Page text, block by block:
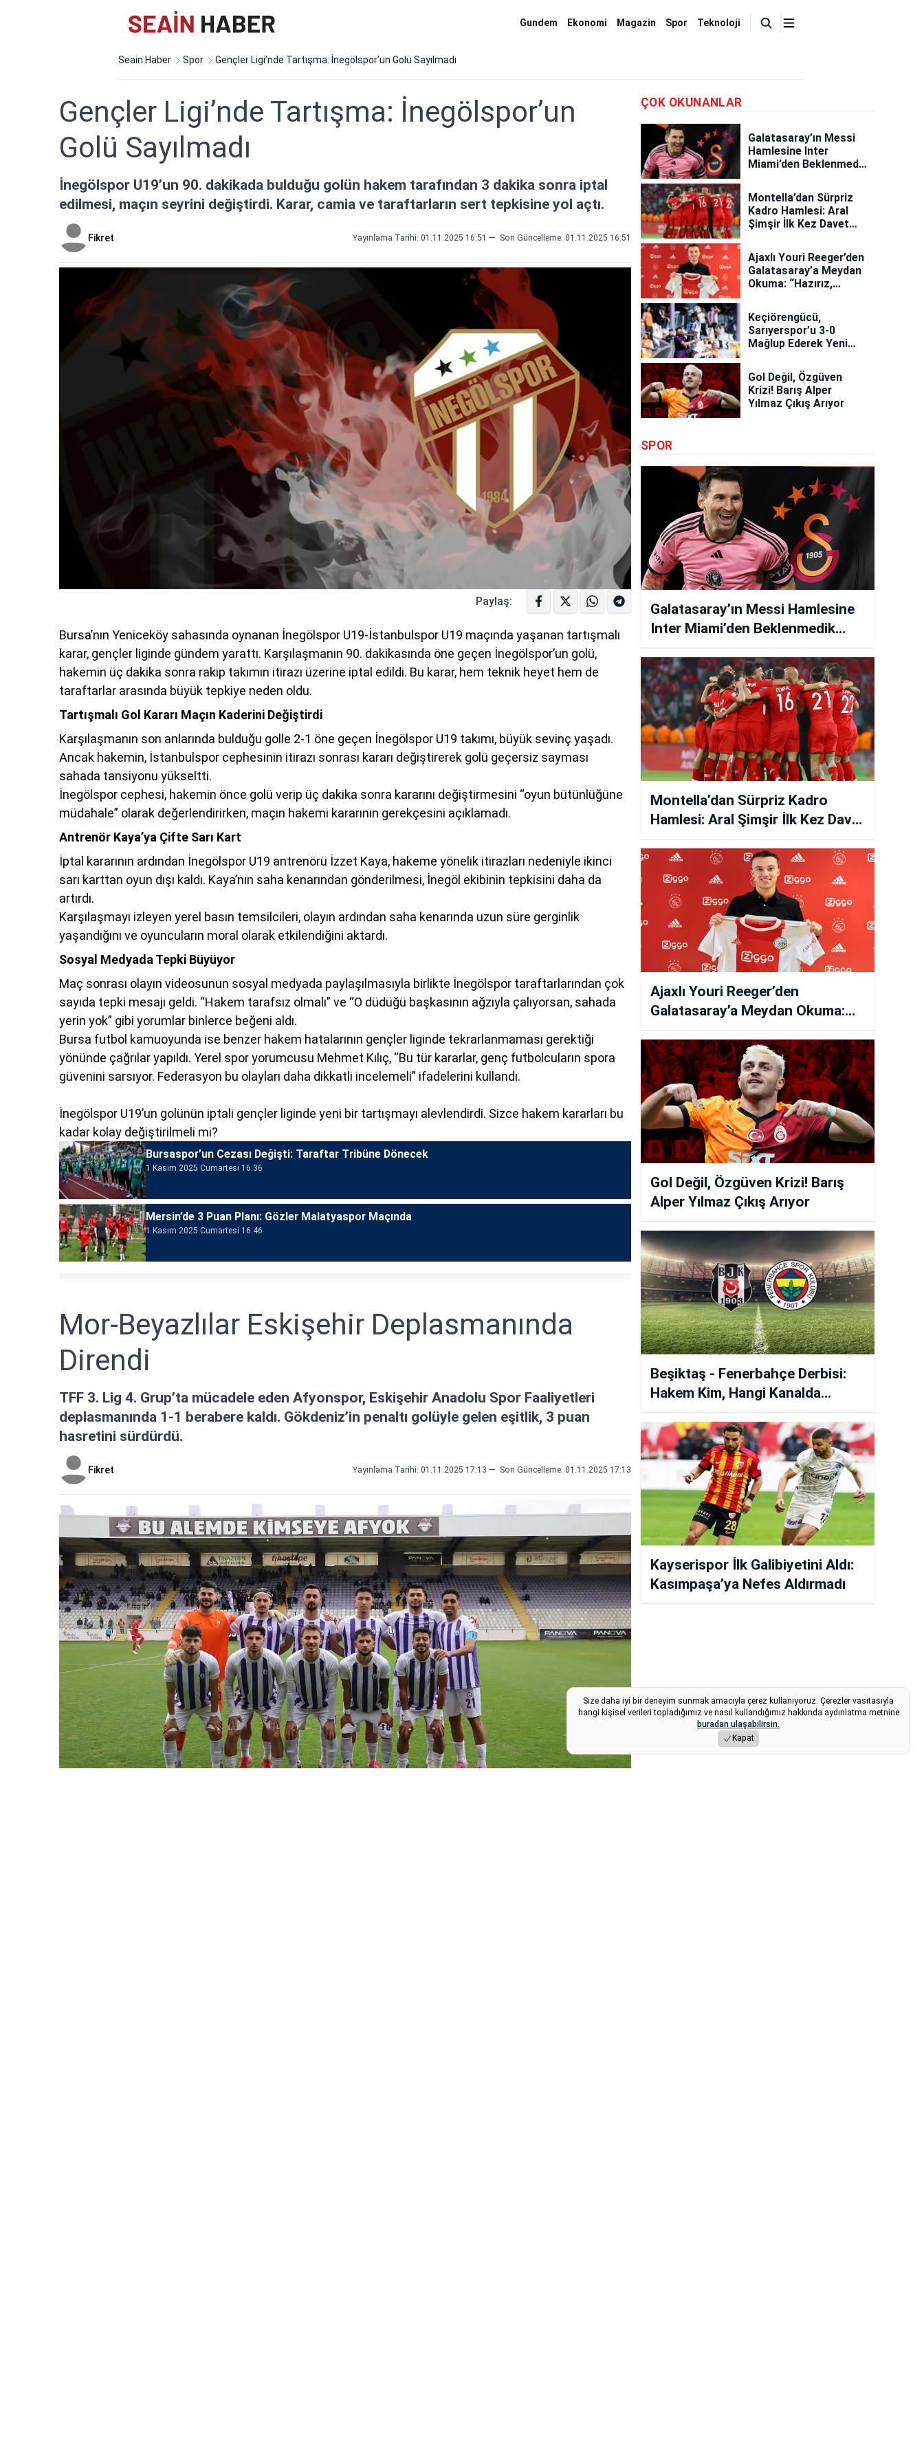
Gundem Ekonomi Magazin Spor Teknoloji
Seain Haber Spor Gençler Ligi’nde Tartışma: İnegölspor’un Golü Sayılmadı
Gençler Ligi’nde Tartışma: İnegölspor’un
Golü Sayılmadı
İnegölspor U19’un 90. dakikada bulduğu golün hakem tarafından 3 dakika sonra iptal
edilmesi, maçın seyrini değiştirdi. Karar, camia ve taraftarların sert tepkisine yol açtı.
Fikret Yayınlama Tarihi: 01.11.2025 16:51 — Son Güncelleme: 01.11.2025 16:51
Paylaş:
Bursa’nın Yeniceköy sahasında oynanan İnegölspor U19-İstanbulspor U19 maçında yaşanan tartışmalı
karar, gençler liginde gündem yarattı. Karşılaşmanın 90. dakikasında öne geçen İnegölspor’un golü,
hakemin üç dakika sonra rakip takımın itirazı üzerine iptal edildi. Bu karar, hem teknik heyet hem de
taraftarlar arasında büyük tepkiye neden oldu.
Tartışmalı Gol Kararı Maçın Kaderini Değiştirdi
Karşılaşmanın son anlarında bulduğu golle 2-1 öne geçen İnegölspor U19 takımı, büyük sevinç yaşadı.
Ancak hakemin, İstanbulspor cephesinin itirazı sonrası kararı değiştirerek golü geçersiz sayması
sahada tansiyonu yükseltti.
İnegölspor cephesi, hakemin önce golü verip üç dakika sonra kararını değiştirmesini “oyun bütünlüğüne
müdahale” olarak değerlendirirken, maçın hakemi kararının gerekçesini açıklamadı.
Antrenör Kaya’ya Çifte Sarı Kart
İptal kararının ardından İnegölspor U19 antrenörü İzzet Kaya, hakeme yönelik itirazları nedeniyle ikinci
sarı karttan oyun dışı kaldı. Kaya’nın saha kenarından gönderilmesi, İnegöl ekibinin tepkisini daha da
artırdı.
Karşılaşmayı izleyen yerel basın temsilcileri, olayın ardından saha kenarında uzun süre gerginlik
yaşandığını ve oyuncuların moral olarak etkilendiğini aktardı.
Sosyal Medyada Tepki Büyüyor
Maç sonrası olayın videosunun sosyal medyada paylaşılmasıyla birlikte İnegölspor taraftarlarından çok
sayıda tepki mesajı geldi. “Hakem tarafsız olmalı” ve “O düdüğü başkasının ağzıyla çalıyorsan, sahada
yerin yok” gibi yorumlar binlerce beğeni aldı.
Bursa futbol kamuoyunda ise benzer hakem hatalarının gençler liginde tekrarlanmaması gerektiği
yönünde çağrılar yapıldı. Yerel spor yorumcusu Mehmet Kılıç, “Bu tür kararlar, genç futbolcuların spora
güvenini sarsıyor. Federasyon bu olayları daha dikkatli incelemeli” ifadelerini kullandı.
İnegölspor U19’un golünün iptali gençler liginde yeni bir tartışmayı alevlendirdi. Sizce hakem kararları bu
kadar kolay değiştirilmeli mi?
Bursaspor’un Cezası Değişti: Taraftar Tribüne Dönecek
1 Kasım 2025 Cumartesi 16:36
Mersin’de 3 Puan Planı: Gözler Malatyaspor Maçında
1 Kasım 2025 Cumartesi 16:46
Mor-Beyazlılar Eskişehir Deplasmanında
Direndi
TFF 3. Lig 4. Grup’ta mücadele eden Afyonspor, Eskişehir Anadolu Spor Faaliyetleri
deplasmanında 1-1 berabere kaldı. Gökdeniz’in penaltı golüyle gelen eşitlik, 3 puan
hasretini sürdürdü.
Fikret Yayınlama Tarihi: 01.11.2025 17:13 — Son Güncelleme: 01.11.2025 17:13
ÇOK OKUNANLAR
Galatasaray’ın Messi
Hamlesine Inter
Miami’den Beklenmedik
Montella’dan Sürpriz
Kadro Hamlesi: Aral
Şimşir İlk Kez Davet
Ajaxlı Youri Reeger’den
Galatasaray’a Meydan
Okuma: “Hazırız,
Keçiörengücü,
Sarıyerspor’u 3-0
Mağlup Ederek Yeni
Gol Değil, Özgüven
Krizi! Barış Alper
Yılmaz Çıkış Arıyor
SPOR
Galatasaray’ın Messi Hamlesine
Inter Miami’den Beklenmedik
Karar Ortaya Çıktı
Montella’dan Sürpriz Kadro
Hamlesi: Aral Şimşir İlk Kez Davet
Edildi
Ajaxlı Youri Reeger’den
Galatasaray’a Meydan Okuma:
“Hazırız, Korkmuyoruz!”
Gol Değil, Özgüven Krizi! Barış
Alper Yılmaz Çıkış Arıyor
Beşiktaş - Fenerbahçe Derbisi:
Hakem Kim, Hangi Kanalda
Yayınlanacak?
Kayserispor İlk Galibiyetini Aldı:
Kasımpaşa’ya Nefes Aldırmadı
Size daha iyi bir deneyim sunmak amacıyla çerez kullanıyoruz. Çerezler vasıtasıyla
hangi kişisel verileri topladığımız ve nasıl kullandığımız hakkında aydınlatma metnine
buradan ulaşabilirsin.
Kapat